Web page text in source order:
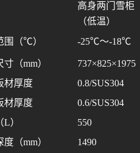
高身两门雪柜
（低温）
围（℃）
-25℃～-18℃
（mm） 737×825×1975
材厚度
0.8/SUS304
材厚度
0.6/SUS304
）
550
（mm）
1490